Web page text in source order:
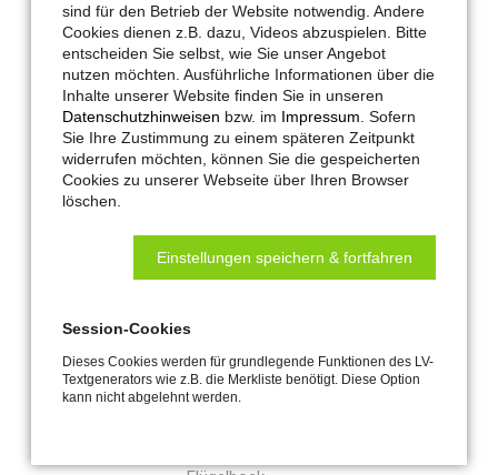
Hautau-Artikel-Nr.:
verkehrsweiß RAL 9016
und Klappfenstern auswärts mit
einem Flügelüberschlag von 0-7 mm
sind für den Betrieb der Website notwendig. Andere
Cookies dienen z.B. dazu, Videos abzuspielen. Bitte
entscheiden Sie selbst, wie Sie unser Angebot
nutzen möchten. Ausführliche Informationen über die
Inhalte unserer Website finden Sie in unseren
Datenschutzhinweisen bzw. im Impressum . Sofern
Sie Ihre Zustimmung zu einem späteren Zeitpunkt
widerrufen möchten, können Sie die gespeicherten
Cookies zu unserer Webseite über Ihren Browser
löschen.
Einstellungen speichern & fortfahren
Session-Cookies
Dieses Cookies werden für grundlegende Funktionen des LV-
Textgenerators wie z.B. die Merkliste benötigt. Diese Option
kann nicht abgelehnt werden.